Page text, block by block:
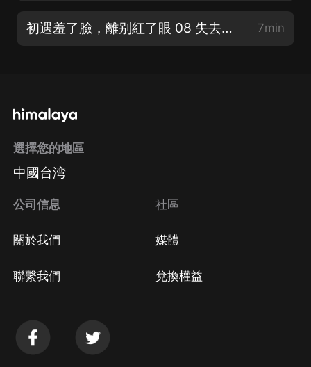
初遇羞了臉，離别紅了眼 08 失去才知道 7min
選擇您的地區
中國台湾
公司信息
關於我們
聯繫我們
社區
媒體
兌換權益